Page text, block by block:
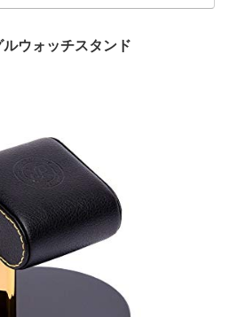
ウォッチスタンド